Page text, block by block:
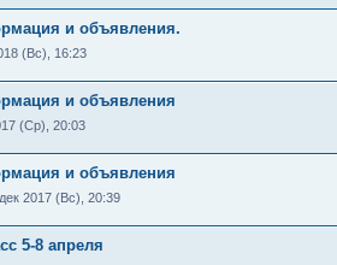
и объявления.
(Вс), 16:23
и объявления
(Ср), 20:03
и объявления
2017 (Вс), 20:39
5-8 апреля